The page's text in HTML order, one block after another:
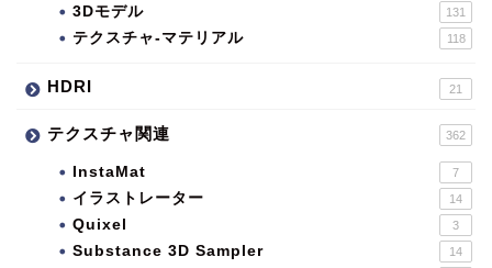
3Dモデル 131
テクスチャ-マテリアル 118
HDRI 21
テクスチャ関連 362
InstaMat 7
イラストレーター 14
Quixel 3
Substance 3D Sampler 14